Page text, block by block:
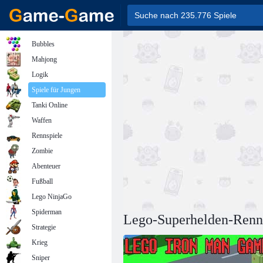
Lego-Superhelden-
Bubbles
Mahjong
Logik
Spiele für Jungen
Tanki Online
Waffen
Rennspiele
Zombie
Abenteuer
Fußball
Lego NinjaGo
Spiderman
Strategie
Krieg
Sniper